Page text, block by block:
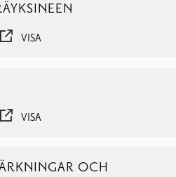
VISA
VISA
OCH